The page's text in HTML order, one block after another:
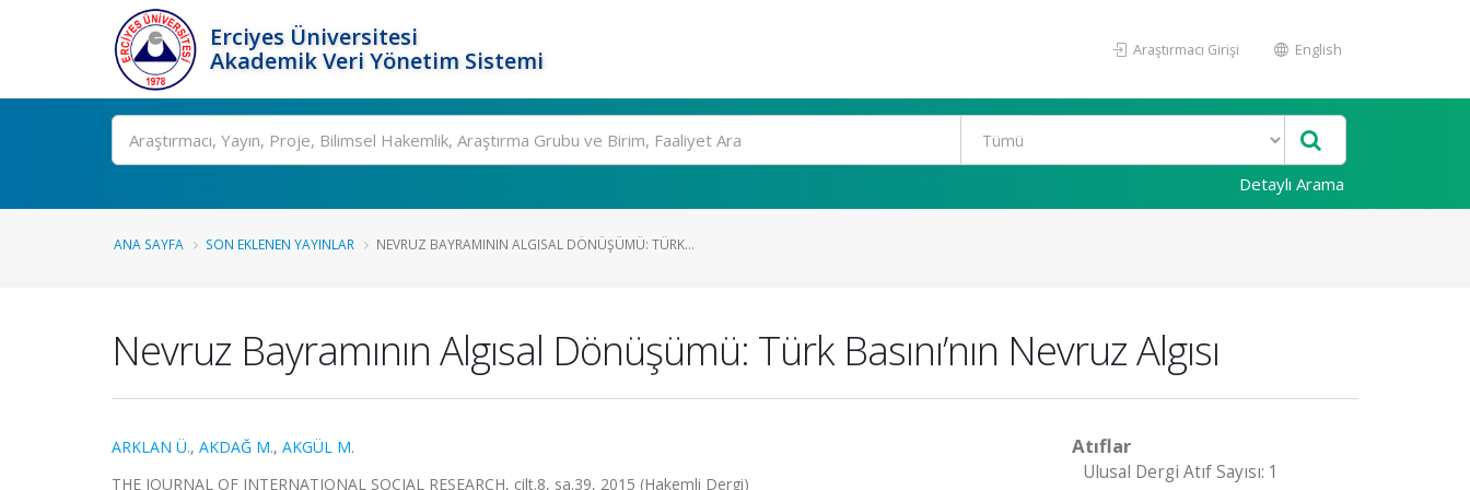
Erciyes Üniversitesi
Akademik Veri Yönetim Sistemi
Araştırmacı Girişi English
Ara
Detaylı Arama
ANA SAYFA SON EKLENEN YAYINLAR NEVRUZ BAYRAMININ ALGISAL DÖNÜŞÜMÜ: TÜRK...
Nevruz Bayramının Algısal Dönüşümü: Türk Basını’nın Nevruz Algısı
ARKLAN Ü., AKDAĞ M., AKGÜL M.
THE JOURNAL OF INTERNATIONAL SOCIAL RESEARCH, cilt.8, sa.39, 2015 (Hakemli Dergi)
Atıflar
Ulusal Dergi Atıf Sayısı: 1